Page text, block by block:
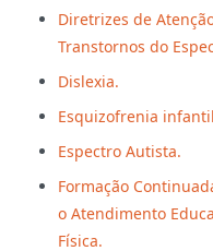
Diretrizes de
Transtornos do
Dislexia.
Esquizofrenia
Espectro Autista.
Formação
o Atendimento
Física.